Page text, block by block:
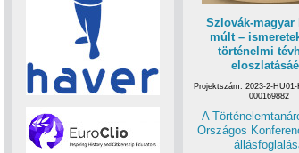
Szlovák-magyar
múlt –
történelmi
Projektszám: 2023-2-HU01-
000169882
A
Országos